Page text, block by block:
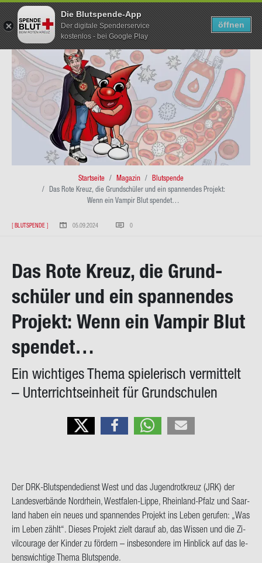
Direkt
Inhalt
TERMIN SUCHEN
on
Startseite Magazin
Blutspende
Das Rote Kreuz, die Grundschüler und ein spannendes Projekt:
Wenn ein Vampir Blut spendet…
SUCHEN
[ BLUTSPENDE ] 05.09.2024 0
Das Rote Kreuz, die Grund­
schü­ler und ein span­nen­des
Pro­jekt: Wenn ein Vam­pir Blut
spen­det…
Ein wich­ti­ges Thema spie­le­risch ver­mit­telt
– Un­ter­richts­ein­heit für Grund­schu­len
Der DRK-​Blutspendedienst West und das Ju­gend­rot­kreuz (JRK) der
Lan­des­ver­bän­de Nord­rhein, Westfalen-​Lippe, Rheinland-​Pfalz und Saar­
land haben ein neues und span­nen­des Pro­jekt ins Leben ge­ru­fen: „Was
im Leben zählt“. Die­ses Pro­jekt zielt dar­auf ab, das Wis­sen und die Zi­
vil­cou­ra­ge der Kin­der zu för­dern – ins­be­son­de­re im Hin­blick auf das le­
bens­wich­ti­ge Thema Blut­spen­de.
Die Blutspende-App
Der digitale Spenderservice
kostenlos - bei Google Play
öffnen